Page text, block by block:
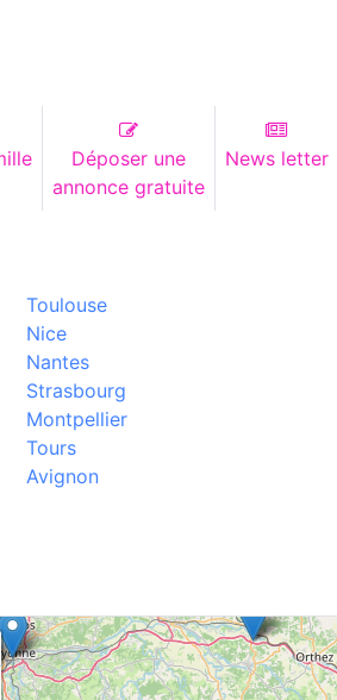
Déposer une
annonce gratuite
News letter
Toulouse
Nice
Nantes
Strasbourg
Montpellier
Tours
Avignon